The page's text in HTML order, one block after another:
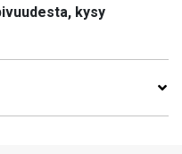
kysy